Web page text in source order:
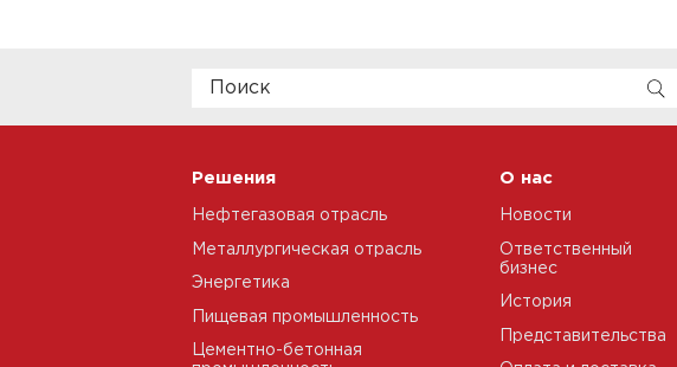
Решения
Нефтегазовая отрасль
Металлургическая отрасль
Энергетика
Пищевая промышленность
Цементно-бетонная
О нас
Новости
Ответственный
бизнес
История
Представительства